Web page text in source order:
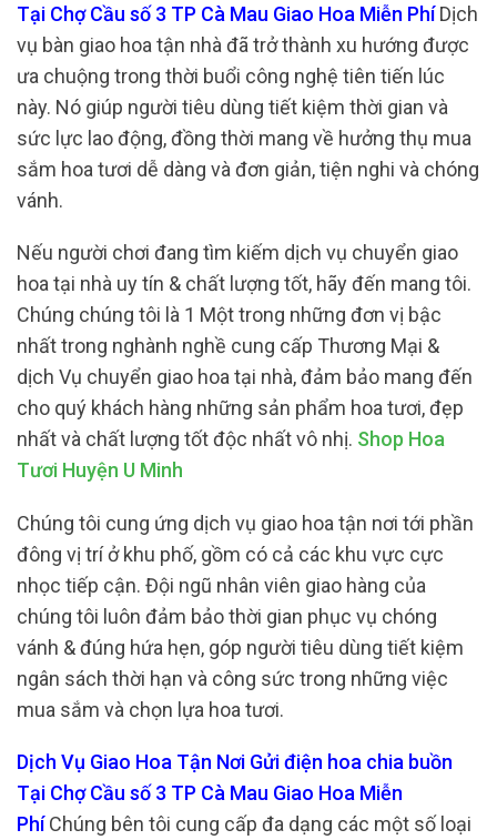
Tại Chợ Cầu số 3 TP Cà Mau Giao Hoa Miễn PhíDịch
vụ bàn giao hoa tận nhà đã trở thành xu hướng được
ưa chuộng trong thời buổi công nghệ tiên tiến lúc
này. Nó giúp người tiêu dùng tiết kiệm thời gian và
sức lực lao động, đồng thời mang về hưởng thụ mua
sắm hoa tươi dễ dàng và đơn giản, tiện nghi và chóng
vánh.
Nếu người chơi đang tìm kiếm dịch vụ chuyển giao
hoa tại nhà uy tín & chất lượng tốt, hãy đến mang tôi.
Chúng chúng tôi là 1 Một trong những đơn vị bậc
nhất trong nghành nghề cung cấp Thương Mại &
dịch Vụ chuyển giao hoa tại nhà, đảm bảo mang đến
cho quý khách hàng những sản phẩm hoa tươi, đẹp
nhất và chất lượng tốt độc nhất vô nhị. Shop Hoa
Tươi Huyện U Minh
Chúng tôi cung ứng dịch vụ giao hoa tận nơi tới phần
đông vị trí ở khu phố, gồm có cả các khu vực cực
nhọc tiếp cận. Đội ngũ nhân viên giao hàng của
chúng tôi luôn đảm bảo thời gian phục vụ chóng
vánh & đúng hứa hẹn, góp người tiêu dùng tiết kiệm
ngân sách thời hạn và công sức trong những việc
mua sắm và chọn lựa hoa tươi.
Dịch Vụ Giao Hoa Tận Nơi Gửi điện hoa chia buồn
Tại Chợ Cầu số 3 TP Cà Mau Giao Hoa Miễn
PhíChúng bên tôi cung cấp đa dạng các một số loại